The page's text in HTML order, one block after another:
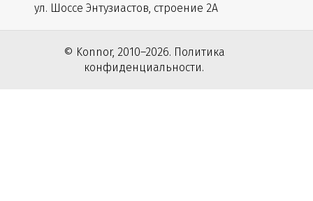
ул. Шоссе Энтузиастов, строение 2А
© Konnor, 2010–2026. Политика
конфиденциальности.